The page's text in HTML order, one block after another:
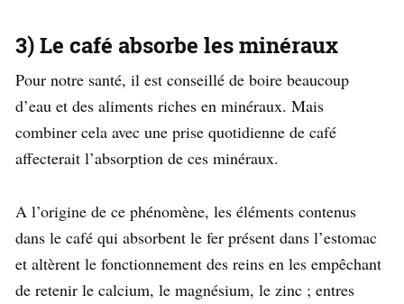
3) Le café absorbe les minéraux
Pour notre santé, il est conseillé de boire beaucoup
d’eau et des aliments riches en minéraux. Mais
combiner cela avec une prise quotidienne de café
affecterait l’absorption de ces minéraux.
A l’origine de ce phénomène, les éléments contenus
dans le café qui absorbent le fer présent dans l’estomac
et altèrent le fonctionnement des reins en les empêchant
de retenir le calcium, le magnésium, le zinc ; entres